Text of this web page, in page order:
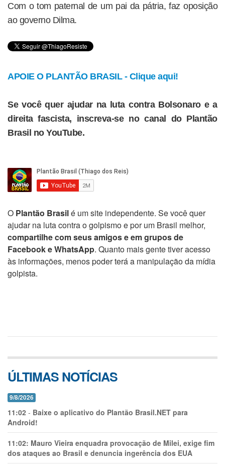
Com o tom paternal de um pai da pátria, faz oposição
ao governo Dilma.
APOIE O PLANTÃO BRASIL - Clique aqui!
Se você quer ajudar na luta contra Bolsonaro e a
direita fascista, inscreva-se no canal do Plantão
Brasil no YouTube.
O Plantão Brasilé um site independente. Se você quer
ajudar na luta contra o golpismo e por um Brasil melhor,
compartilhe com seus amigos e em grupos de
Facebook e WhatsApp. Quanto mais gente tiver acesso
às informações, menos poder terá a manipulação da mídia
golpista.
ÚLTIMAS NOTÍCIAS
9/8/2026
11:02 - Baixe o aplicativo do Plantão Brasil.NET para
Android!
11:02: Mauro Vieira enquadra provocação de Milei, exige fim
dos ataques ao Brasil e denuncia ingerência dos EUA